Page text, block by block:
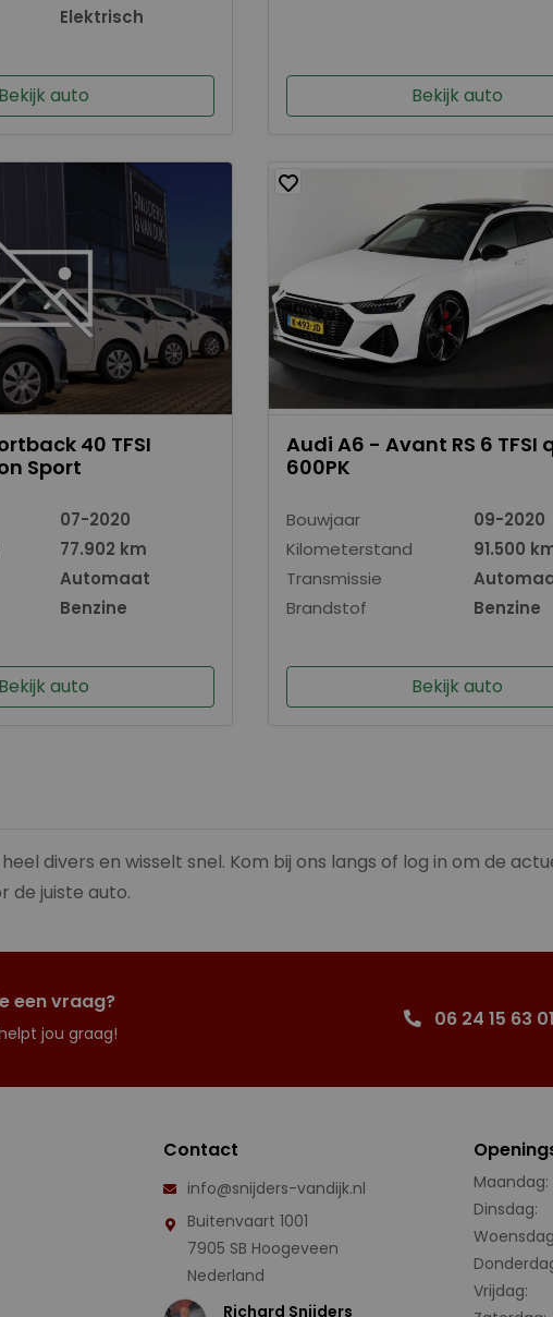
Elektrisch
Bekijk auto Bekijk auto
40 TFSI
Sport
07-2020
77.902 km
Automaat
Benzine
Bekijk auto
Audi A6 - Avant RS 6 TFSI
600PK
Bouwjaar
09-2020
Kilometerstand
91.500
Transmissie
Brandstof
Benzine
Bekijk auto
divers en wisselt snel. Kom bij ons langs of log in om de
de juiste auto.
een vraag?
jou graag!
06 24 15 63 01
Contact
info@snijders-vandijk.nl
Buitenvaart 1001
7905 SB Hoogeveen
Nederland
Richard Snijders
Maandag:
Dinsdag:
Vrijdag: